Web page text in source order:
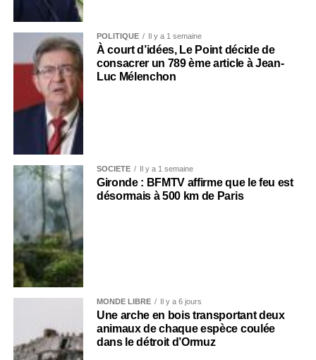
POLITIQUE Il y a 1 semaine
À court d’idées, Le Point décide de
consacrer un 789 ème article à Jean-
Luc Mélenchon
SOCIÉTÉ Il y a 1 semaine
Gironde : BFMTV affirme que le feu est
désormais à 500 km de Paris
MONDE LIBRE Il y a 6 jours
Une arche en bois transportant deux
animaux de chaque espèce coulée
dans le détroit d’Ormuz